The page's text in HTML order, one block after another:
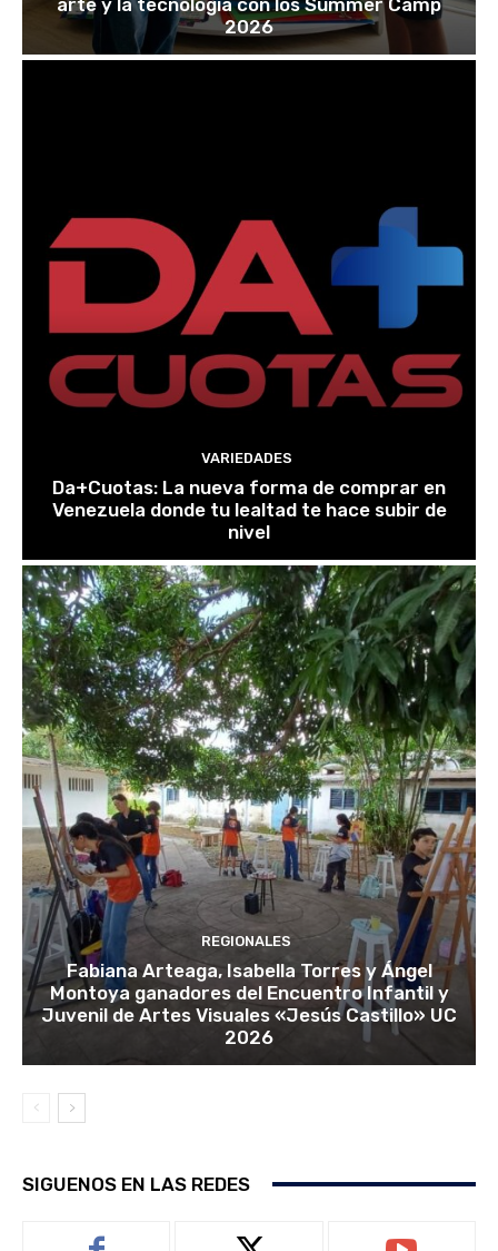
2026
VARIEDADES
Da+Cuotas: La nueva forma de comprar en
Venezuela donde tu lealtad te hace subir de
nivel
REGIONALES
Fabiana Arteaga, Isabella Torres y Ángel
Montoya ganadores del Encuentro Infantil y
Juvenil de Artes Visuales «Jesús Castillo» UC
2026
SIGUENOS EN LAS REDES